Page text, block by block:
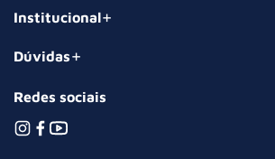
Institucional
Dúvidas
Redes sociais